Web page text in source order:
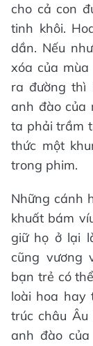
cho cả con
tinh khôi.
dần. Nếu
xóa của
ra đường thì
anh đào của
ta phải trầm
thức một
trong phim.
Những cánh
khuất bám
giữ họ ở lại
cũng vương
bạn trẻ có
loài hoa hay
trúc châu
anh đào